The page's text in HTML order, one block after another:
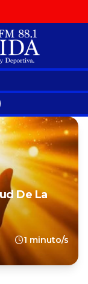
De La
1 minuto/s